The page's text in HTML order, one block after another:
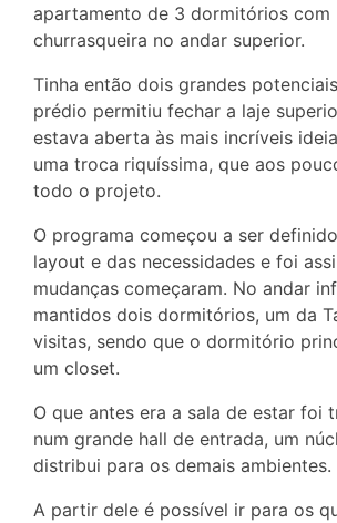
apartamento de 3 dormitórios com
churrasqueira no andar superior.
Tinha então dois grandes
prédio permitiu fechar a laje
estava aberta às mais incríveis
uma troca riquíssima, que aos
todo o projeto.
O programa começou a ser
layout e das necessidades e foi
mudanças começaram. No andar
mantidos dois dormitórios, um da
visitas, sendo que o dormitório
um closet.
O que antes era a sala de estar foi
num grande hall de entrada, um
distribui para os demais ambientes.
A partir dele é possível ir para os